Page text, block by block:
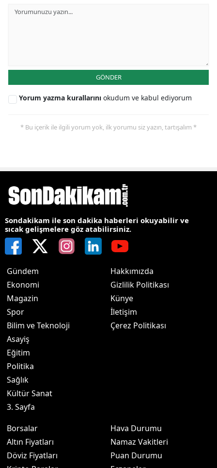
GÖNDER
Yorum yazma kurallarını okudum ve kabul ediyorum
* Bu içerik ile ilgili yorum yok, ilk yorumu siz yazın, tartışalım *
Sondakikam ile son dakika haberleri okuyabilir ve
sıcak gelişmelere göz atabilirsiniz.
Gündem
Ekonomi
Magazin
Spor
Bilim ve Teknoloji
Asayiş
Eğitim
Politika
Sağlık
Kültür Sanat
3. Sayfa
Hakkımızda
Gizlilik Politikası
Künye
İletişim
Çerez Politikası
Borsalar
Altın Fiyatları
Döviz Fiyatları
Hava Durumu
Namaz Vakitleri
Puan Durumu